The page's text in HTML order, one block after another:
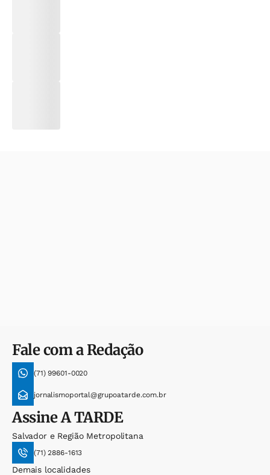
Fale com a Redação
(71) 99601-0020
jornalismoportal@grupoatarde.com.br
AssineA TARDE
Salvador e Região Metropolitana
(71) 2886-1613
Demais localidades